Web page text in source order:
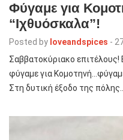
Φύγαμε για
“Ιχθυόσκαλα”!
Posted by loveandspices -
Σαββατοκύριακο επιτέλους!
φύγαμε για
Στη δυτική έξοδο της πόλης…